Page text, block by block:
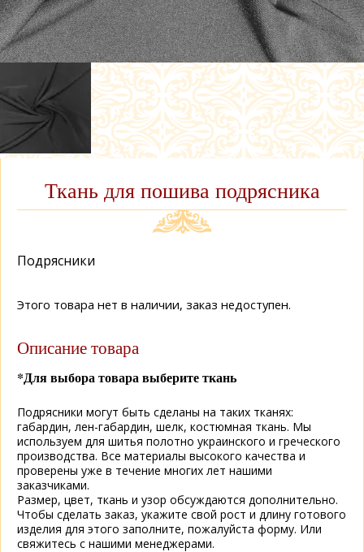
Ткань для пошива подрясника
Подрясники
Этого товара нет в наличии, заказ недоступен.
Описание товара
*Для выбора товара выберите ткань
Подрясники могут быть сделаны на таких тканях:
габардин, лен-габардин, шелк, костюмная ткань. Мы
используем для шитья полотно украинского и греческого
производства. Все материалы высокого качества и
проверены уже в течение многих лет нашими
заказчиками.
Размер, цвет, ткань и узор обсуждаются дополнительно.
Чтобы сделать заказ, укажите свой рост и длину готового
изделия для этого заполните, пожалуйста форму. Или
свяжитесь с нашими менеджерами.